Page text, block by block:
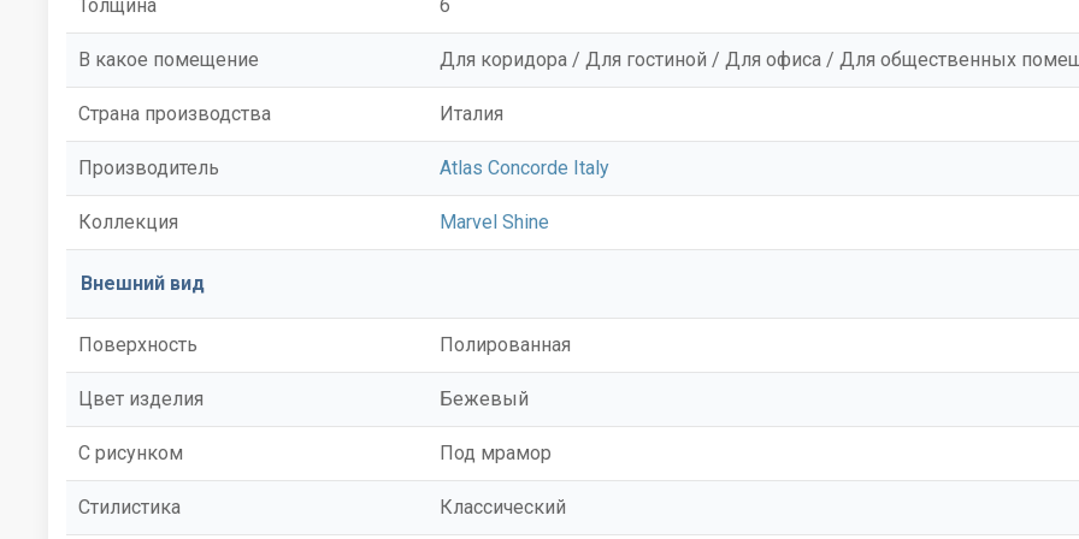
Толщина 6
В какое помещение Для коридора / Для гостиной / Для офиса / Для общественных
Страна производства Италия
Производитель Atlas Concorde Italy
Коллекция Marvel Shine
Внешний вид
Поверхность Полированная
Цвет изделия Бежевый
С рисунком Под мрамор
Стилистика Классический